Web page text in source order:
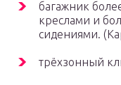
багажник
креслами и
сидениями.
трёхзонный